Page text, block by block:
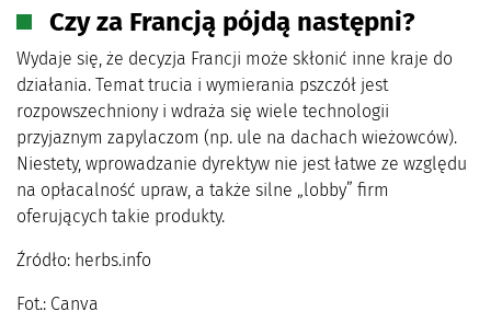
Czy za Francją pójdą następni?
Wydaje się, że decyzja Francji może skłonić inne kraje do
działania. Temat trucia i wymierania pszczół jest
rozpowszechniony i wdraża się wiele technologii
przyjaznym zapylaczom (np. ule na dachach wieżowców).
Niestety, wprowadzanie dyrektyw nie jest łatwe ze względu
na opłacalność upraw, a także silne „lobby” firm
oferujących takie produkty.
Źródło: herbs.info
Fot.: Canva